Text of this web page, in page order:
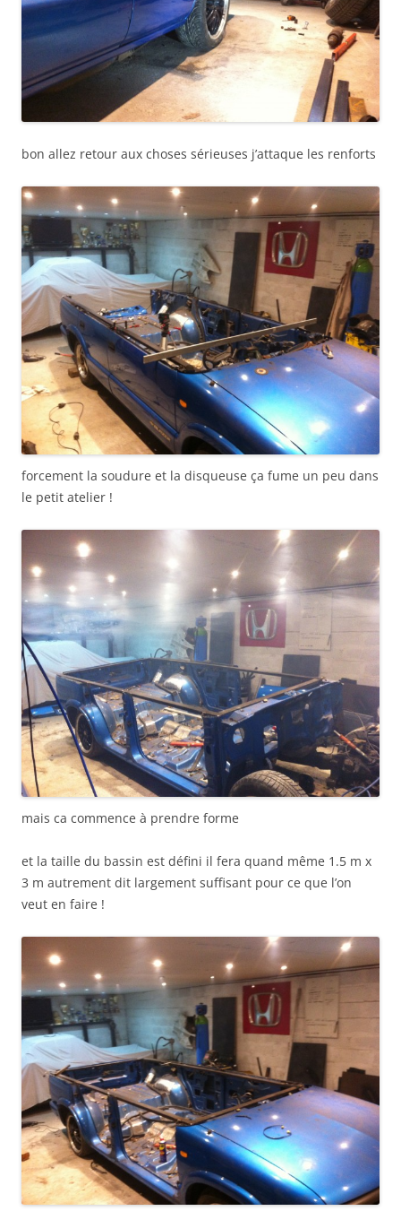
bon allez retour aux choses sérieuses j’attaque les renforts
forcement la soudure et la disqueuse ça fume un peu dans
le petit atelier !
mais ca commence à prendre forme
et la taille du bassin est défini il fera quand même 1.5 m x
3 m autrement dit largement suffisant pour ce que l’on
veut en faire !